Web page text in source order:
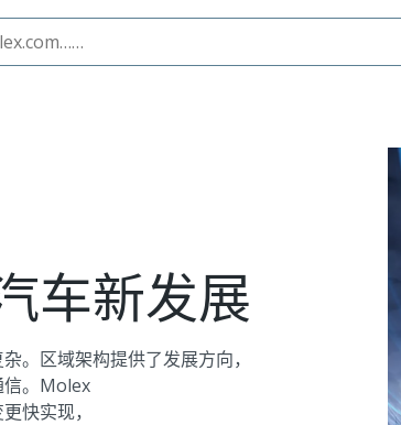
车新发展
。区域架构提供了发展方向，
信。Molex
快实现，